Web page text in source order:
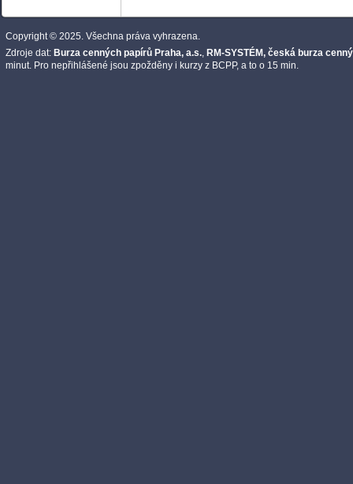
Copyright © 2025. Všechna práva vyhrazena.
Zdroje dat: Burza cenných papírů Praha, a.s., RM-SYSTÉM, česká burza
minut. Pro nepřihlášené jsou zpožděny i kurzy z BCPP, a to o 15 min.